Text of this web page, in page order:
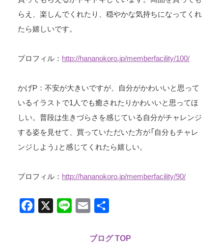
らえ、楽しんでくれたり、穏やかな気持ちになってくれ
たら嬉しいです。
プロフィル： http://hananokoro.jp/memberfacility/100/
かげP：不安が大きいですが、自分がかわいいと思って
いるイラストで1人でも癒されたりかわいいと思ってほ
しい。普段は生きづらさを感じている自分がチャレンジ
する姿を見せて、買っていただいた方が「自分もチャレ
ンジしよう」と感じてくれたら嬉しい。
プロフィル： http://hananokoro.jp/memberfacility/90/
Facebook
X Line Email
ブログ TOP